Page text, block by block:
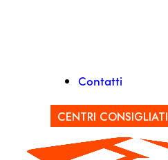
Contatti
CENTRI CONSIGLIATI